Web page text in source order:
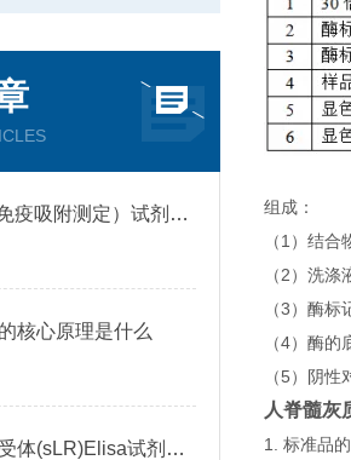
ELISA（酶联免疫吸附测定）试剂盒原理类型检测方法
核心原理是什么
人可溶性瘦素受体(sLR)Elisa试剂盒可溶性受体的作用
组成：
（1）结
（2）洗
（3）酶
（4）酶的
（5）阴
人脊髓灰
1. 标准品